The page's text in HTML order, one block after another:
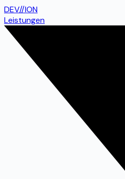
DEV//ION
Leistungen